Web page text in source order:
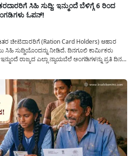
ಸಿಹಿ ಸುದ್ದಿ: ಇನ್ಮುಂದೆ ಬೆಳಿಗ್ಗೆ 6 ರಿಂದ
ಓಪನ್!
ಚೀಟಿದಾರರಿಗೆ (Ration Card Holders) ಆಹಾರ
ಸಿಹಿ ಸುದ್ದಿಯೊಂದನ್ನು ನೀಡಿದೆ. ದಿನಗೂಲಿ ಕಾರ್ಮಿಕರು
ರಾಜ್ಯದ ಎಲ್ಲಾ ನ್ಯಾಯಬೆಲೆ ಅಂಗಡಿಗಳನ್ನು ಪ್ರತಿ ದಿನ